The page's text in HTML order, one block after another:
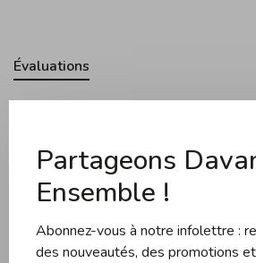
Évaluations
• • •
0 étoiles selon 0 avis
Partageons
Ensemble !
Abonnez-vous à notre infolettre :
des nouveautés, des promotions